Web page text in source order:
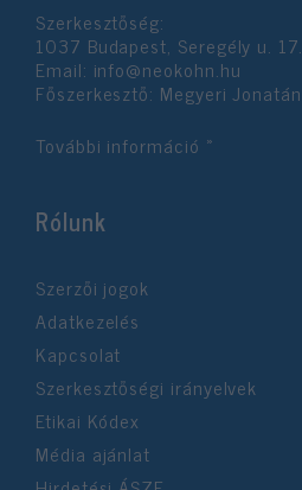
Szerkesztőség:
1037 Budapest, Seregély u. 17.
Email: info@neokohn.hu
Főszerkesztő: Megyeri Jonatán
További információ »
Rólunk
Szerzői jogok
Adatkezelés
Kapcsolat
Szerkesztőségi irányelvek
Etikai Kódex
Média ajánlat